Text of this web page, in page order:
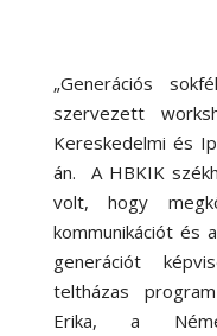
„Generációs
szervezett
Kereskedelmi és
án. A HBKIK
volt, hogy
kommunikációt és
generációt
teltházas
Erika, a